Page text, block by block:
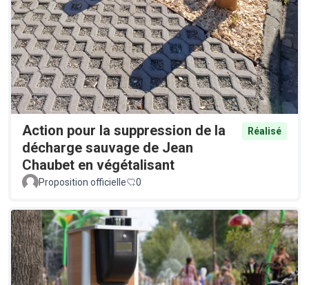
Action pour la suppression de la
décharge sauvage de Jean
Chaubet en végétalisant
Réalisé
Proposition officielle 0